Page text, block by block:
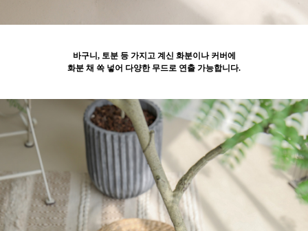
바구니, 토분 등 가지고 계신 화분이나 커버에
화분 채 쏙 넣어 다양한 무드로 연출 가능합니다.